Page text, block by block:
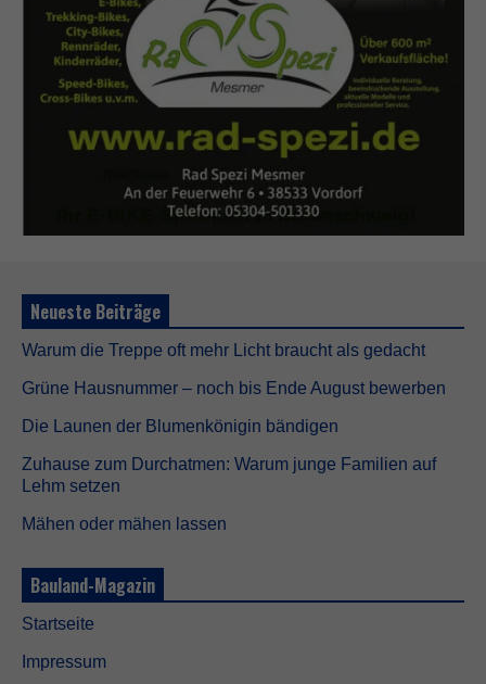
Neueste Beiträge
Warum die Treppe oft mehr Licht braucht als gedacht
Grüne Hausnummer – noch bis Ende August bewerben
Die Launen der Blumenkönigin bändigen
Zuhause zum Durchatmen: Warum junge Familien auf
Lehm setzen
Mähen oder mähen lassen
Bauland-Magazin
Startseite
Impressum